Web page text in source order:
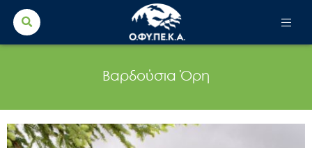
Search
for:
Βαρδούσια Όρη